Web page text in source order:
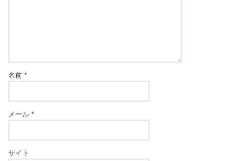
名前*
メール*
サイト